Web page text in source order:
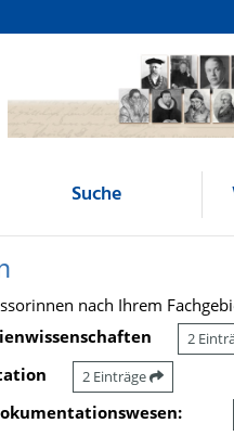
Suche
nach Ihrem
2
2 Einträge